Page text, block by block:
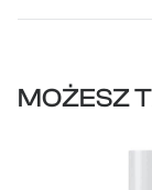
MOŻESZ